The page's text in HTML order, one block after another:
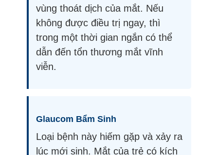
vùng thoát dịch của mắt. Nếu
không được điều trị ngay, thì
trong một thời gian ngắn có thể
dẫn đến tổn thương mắt vĩnh
viễn.
Glaucom Bẩm Sinh
Loại bệnh này hiếm gặp và xảy ra
lúc mới sinh. Mắt của trẻ có kích